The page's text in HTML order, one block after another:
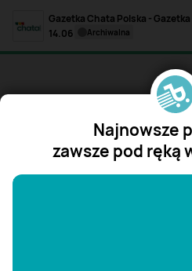
Gazetka Chata Polska -
14.06
archiwalna
Najnowsze
zawsze pod ręką
"/>